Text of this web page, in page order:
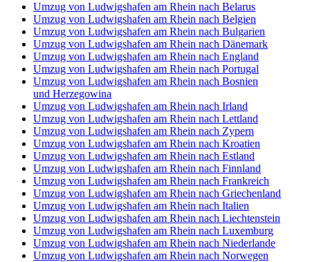
Umzug von Ludwigshafen am Rhein nach Belarus
Umzug von Ludwigshafen am Rhein nach Belgien
Umzug von Ludwigshafen am Rhein nach Bulgarien
Umzug von Ludwigshafen am Rhein nach Dänemark
Umzug von Ludwigshafen am Rhein nach England
Umzug von Ludwigshafen am Rhein nach Portugal
Umzug von Ludwigshafen am Rhein nach Bosnien
und Herzegowina
Umzug von Ludwigshafen am Rhein nach Irland
Umzug von Ludwigshafen am Rhein nach Lettland
Umzug von Ludwigshafen am Rhein nach Zypern
Umzug von Ludwigshafen am Rhein nach Kroatien
Umzug von Ludwigshafen am Rhein nach Estland
Umzug von Ludwigshafen am Rhein nach Finnland
Umzug von Ludwigshafen am Rhein nach Frankreich
Umzug von Ludwigshafen am Rhein nach Griechenland
Umzug von Ludwigshafen am Rhein nach Italien
Umzug von Ludwigshafen am Rhein nach Liechtenstein
Umzug von Ludwigshafen am Rhein nach Luxemburg
Umzug von Ludwigshafen am Rhein nach Niederlande
Umzug von Ludwigshafen am Rhein nach Norwegen